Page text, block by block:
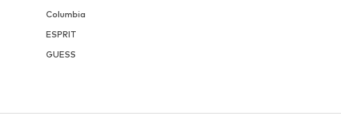
Columbia
ESPRIT
GUESS